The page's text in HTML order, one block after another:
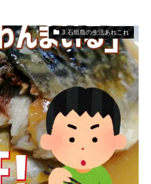
3.石垣島の生活あれこれ